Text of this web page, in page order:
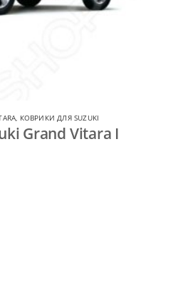
КОВРИКИ ДЛЯ SUZUKI
Grand Vitara I